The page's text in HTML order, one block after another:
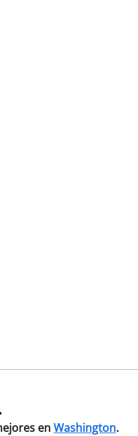
enWashington.